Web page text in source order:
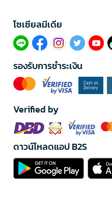
โซเซียลมีเดีย​
รองรับการชำระเงิน
Verified by
ดาวน์โหลดแอป B2S